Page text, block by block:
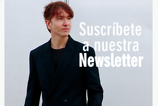
Suscríbete
a nuestra
Newsletter